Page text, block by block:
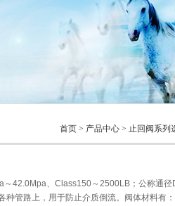
首页 > 产品中心 > 止回阀系列
42.0Mpa、Class150～2500LB；公称通径
管路上，用于防止介质倒流。阀体材料有